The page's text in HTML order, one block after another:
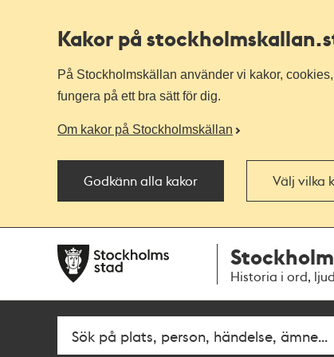
Kakor på stockholmskallan
På Stockholmskällan använder vi kakor,
fungera på ett bra sätt för dig.
Om kakor på Stockholmskällan
Godkänn alla kakor Välj vilka
navigationen
huvudinnehållet
Historia i ord,
Fritextsök